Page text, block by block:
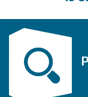
Via een luik met
bereikbaar. Een
spullen.
Enkele kenmerken: